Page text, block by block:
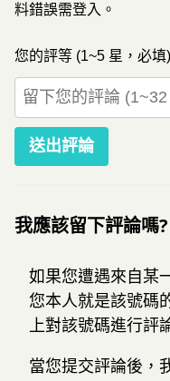
料錯誤需登入。
您的評等 (1~5 星，必填)
送出評論
我應該留下評論嗎?
如果您遭遇來自某
您本人就是該號碼
上對該號碼進行評
當您提交評論後，